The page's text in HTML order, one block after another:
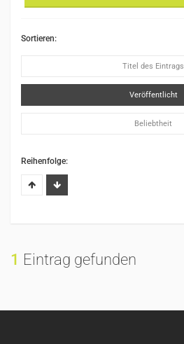
Sortieren:
Titel des Eintrags
Veröffentlicht
Beliebtheit
Reihenfolge:
1 Eintrag gefunden